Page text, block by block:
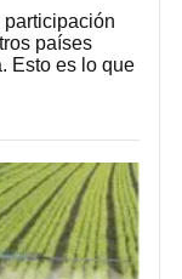
países
Esto es lo que